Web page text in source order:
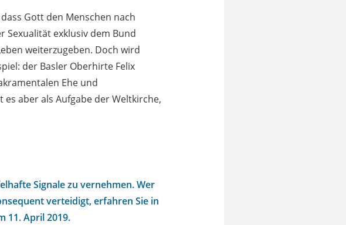
Gott den Menschen nach
Sexualität exklusiv dem Bund
weiterzugeben. Doch wird
der Basler Oberhirte Felix
Ehe und
aber als Aufgabe der Weltkirche,
Signale zu vernehmen. Wer
verteidigt, erfahren Sie in
11. April 2019.